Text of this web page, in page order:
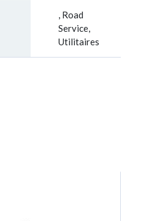
, Road
Service,
Utilitaires